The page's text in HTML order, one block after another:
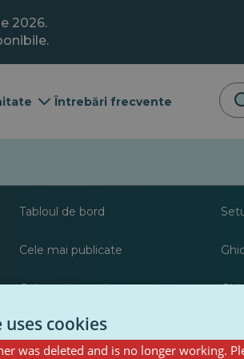
2026.
Întrebări frecvente
Tabloul de bord
Cele mai publicate
Cele mai urmărite
cookies
was deleted and is no longer working.